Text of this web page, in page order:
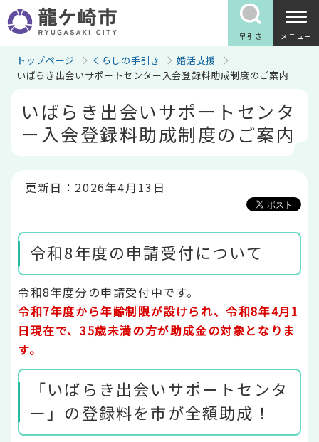
の
ペ
早引き メニュー
トップページ くらしの手引き
婚活支援
いばらき出会いサポートセンター入会登録料助成制度のご案内
いばらき出会いサポートセンタ
ー入会登録料助成制度のご案内
更新日：2026年4月13日
令和8年度の申請受付について
令和8年度分の申請受付中です。
令和7年度から年齢制限が設けられ、令和8年4月1
日現在で、35歳未満の方が助成金の対象となりま
す。
「いばらき出会いサポートセンタ
ー」の登録料を市が全額助成！